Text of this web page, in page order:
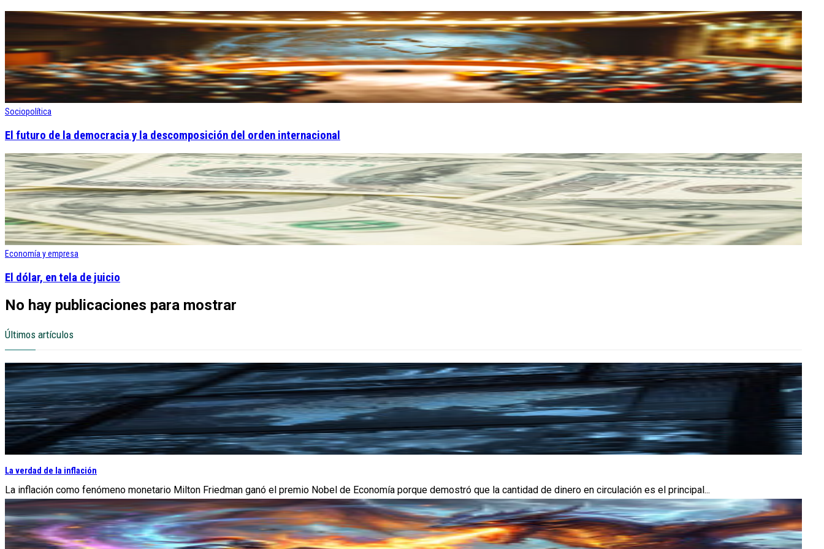
Sociopolítica
El futuro de la democracia y la descomposición del orden internacional
Economía y empresa
El dólar, en tela de juicio
No hay publicaciones para mostrar
Últimos artículos
La verdad de la inflación
La inflación como fenómeno monetario Milton Friedman ganó el premio Nobel de Economía porque demostró que la cantidad de dinero en circulación es el principal...